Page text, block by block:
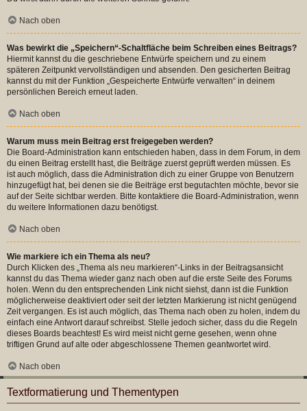
Nach oben
Was bewirkt die „Speichern“-Schaltfläche beim Schreiben eines Beitrags?
Hiermit kannst du die geschriebene Entwürfe speichern und zu einem
späteren Zeitpunkt vervollständigen und absenden. Den gesicherten Beitrag
kannst du mit der Funktion „Gespeicherte Entwürfe verwalten“ in deinem
persönlichen Bereich erneut laden.
Nach oben
Warum muss mein Beitrag erst freigegeben werden?
Die Board-Administration kann entschieden haben, dass in dem Forum, in dem
du einen Beitrag erstellt hast, die Beiträge zuerst geprüft werden müssen. Es
ist auch möglich, dass die Administration dich zu einer Gruppe von Benutzern
hinzugefügt hat, bei denen sie die Beiträge erst begutachten möchte, bevor sie
auf der Seite sichtbar werden. Bitte kontaktiere die Board-Administration, wenn
du weitere Informationen dazu benötigst.
Nach oben
Wie markiere ich ein Thema als neu?
Durch Klicken des „Thema als neu markieren“-Links in der Beitragsansicht
kannst du das Thema wieder ganz nach oben auf die erste Seite des Forums
holen. Wenn du den entsprechenden Link nicht siehst, dann ist die Funktion
möglicherweise deaktiviert oder seit der letzten Markierung ist nicht genügend
Zeit vergangen. Es ist auch möglich, das Thema nach oben zu holen, indem du
einfach eine Antwort darauf schreibst. Stelle jedoch sicher, dass du die Regeln
dieses Boards beachtest! Es wird meist nicht gerne gesehen, wenn ohne
triftigen Grund auf alte oder abgeschlossene Themen geantwortet wird.
Nach oben
Textformatierung und Thementypen